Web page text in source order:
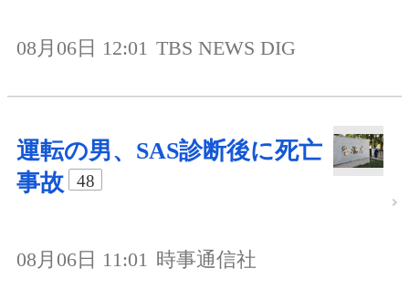
08月06日 12:01 TBS NEWS DIG
運転の男、SAS診断後に死亡
事故
48
08月06日 11:01 時事通信社